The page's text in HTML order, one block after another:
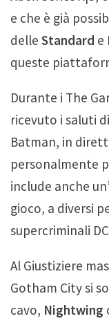
e che è già
delle Standard e
queste
Durante i The
ricevuto i saluti
Batman, in
personalmente
include anche
gioco, a diversi
supercriminali
Al Giustiziere
Gotham City si
cavo, Nightwing